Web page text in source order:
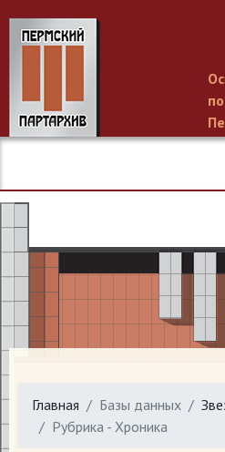
Главная Базы данных
Рубрика - Хроника